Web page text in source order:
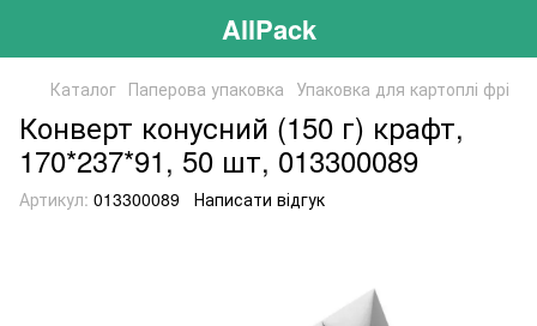
AllPack
Каталог Паперова упаковка Упаковка для картоплі фрі
Конверт конусний (150 г) крафт,
170*237*91, 50 шт, 013300089
Артикул: 013300089 Написати відгук